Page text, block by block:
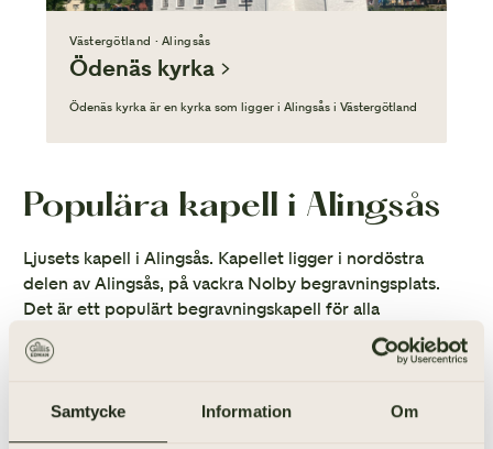
Samtycke Information Om
Västergötland · Alingsås
Ödenäs kyrka
Ödenäs kyrka är en kyrka som ligger i Alingsås i Västergötland
Populära kapell i Alingsås
Ljusets kapell i Alingsås. Kapellet ligger i nordöstra
delen av Alingsås, på vackra Nolby begravningsplats.
Det är ett populärt begravningskapell för alla
trosinriktningar och borgerliga begravningsceremonier.
Kapellet uppfördes på 1960-talet och har därefter
från takets lanterna. Här finns plats för 110 personer.